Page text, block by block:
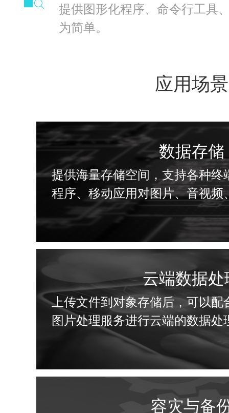
提供图形化程序、命令行工具
为简单。
应用场景
数据存储
提供海量存储空间，支持各种终
程序、移动应用对图片、音视频
云端数据处
上传文件到对象存储后，可以配
图片处理服务进行云端的数据处
容灾与备